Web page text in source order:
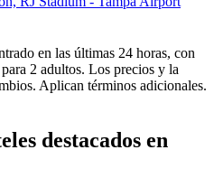
en las últimas 24 horas, con
2 adultos. Los precios y la
Aplican términos adicionales.
destacados en